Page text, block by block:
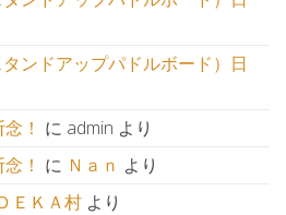
ンドアップパドルボード）日
！ に admin より
！ に Ｎａｎ より
ＥＫＡ村 より